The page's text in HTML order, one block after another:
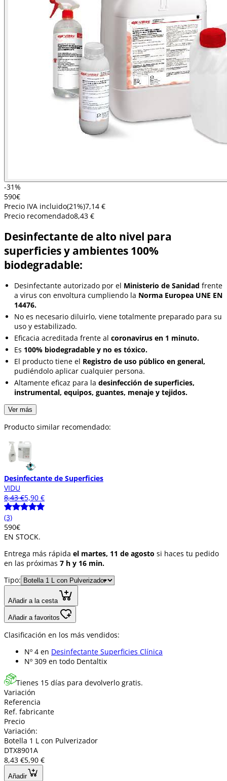
-31%
590€
Precio IVA incluido(21%)7,14 €
Precio recomendado8,43 €
Desinfectante de alto nivel para
superficies y ambientes 100%
biodegradable:
Desinfectante autorizado por el Ministerio de Sanidad frente
a virus con envoltura cumpliendo la Norma Europea UNE EN
14476.
No es necesario diluirlo, viene totalmente preparado para su
uso y estabilizado.
Eficacia acreditada frente al coronavirus en 1 minuto.
Es 100% biodegradable y no es tóxico.
El producto tiene el Registro de uso público en general,
pudiéndolo aplicar cualquier persona.
Altamente eficaz para la desinfección de superficies,
instrumental, equipos, guantes, menaje y tejidos.
Ver más
Producto similar recomendado:
Desinfectante de Superficies
VIDU
8,43 €5,90 €
(3)
590€
EN STOCK.
Entrega más rápida el martes, 11 de agosto si haces tu pedido
en las próximas 7 h y 16 min.
Tipo:
Añadir a la cesta
Añadir a favoritos
Clasificación en los más vendidos:
Nº 4 en Desinfectante Superficies Clínica
Nº 309 en todo Dentaltix
Tienes 15 días para devolverlo gratis.
Variación
Referencia
Ref. fabricante
Precio
Variación:
Botella 1 L con Pulverizador
DTX8901A
8,43 €5,90 €
Añadir